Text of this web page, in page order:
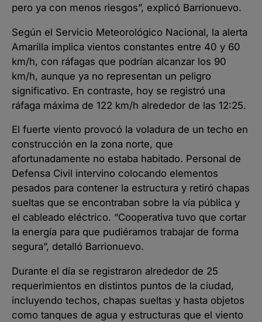
pero ya con menos riesgos”, explicó Barrionuevo.
Según el Servicio Meteorológico Nacional, la alerta
Amarilla implica vientos constantes entre 40 y 60
km/h, con ráfagas que podrían alcanzar los 90
km/h, aunque ya no representan un peligro
significativo. En contraste, hoy se registró una
ráfaga máxima de 122 km/h alrededor de las 12:25.
El fuerte viento provocó la voladura de un techo en
construcción en la zona norte, que
afortunadamente no estaba habitado. Personal de
Defensa Civil intervino colocando elementos
pesados para contener la estructura y retiró chapas
sueltas que se encontraban sobre la vía pública y
el cableado eléctrico. “Cooperativa tuvo que cortar
la energía para que pudiéramos trabajar de forma
segura”, detalló Barrionuevo.
Durante el día se registraron alrededor de 25
requerimientos en distintos puntos de la ciudad,
incluyendo techos, chapas sueltas y hasta objetos
como tanques de agua y estructuras que el viento